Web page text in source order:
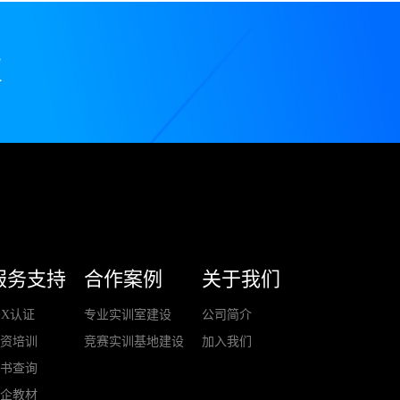
务支持
认证
培训
查询
教材
合作案例
专业实训室建设
竞赛实训基地建设
关于我们
公司简介
加入我们